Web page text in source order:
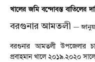
খালের জমি বন্দোবস্ত বাতিলের
বরগুনার আমতলী
বরগুনার আমতলী উপজেলার
প্রবাহমান খালে ২০১৯.২০২০